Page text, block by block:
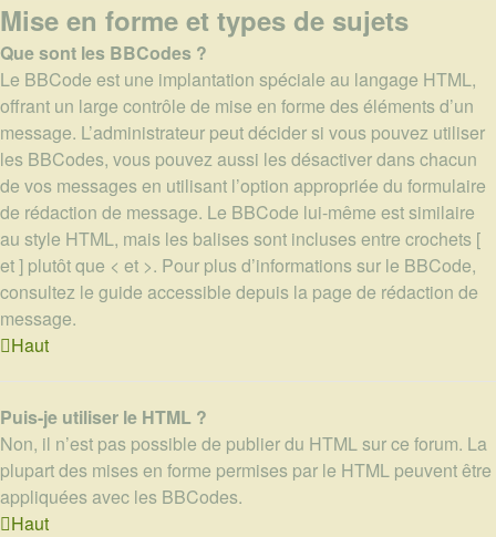
Mise en forme et types de sujets
Que sont les BBCodes ?
Le BBCode est une implantation spéciale au langage HTML,
offrant un large contrôle de mise en forme des éléments d’un
message. L’administrateur peut décider si vous pouvez utiliser
les BBCodes, vous pouvez aussi les désactiver dans chacun
de vos messages en utilisant l’option appropriée du formulaire
de rédaction de message. Le BBCode lui-même est similaire
au style HTML, mais les balises sont incluses entre crochets [
et ] plutôt que < et >. Pour plus d’informations sur le BBCode,
consultez le guide accessible depuis la page de rédaction de
message.
Haut
Puis-je utiliser le HTML ?
Non, il n’est pas possible de publier du HTML sur ce forum. La
plupart des mises en forme permises par le HTML peuvent être
appliquées avec les BBCodes.
Haut